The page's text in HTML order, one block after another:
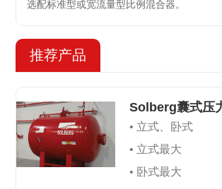
选配标准型或宽流量型比例混合器。
推荐产品
• 立式、卧式
• 立式最大
• 卧式最大